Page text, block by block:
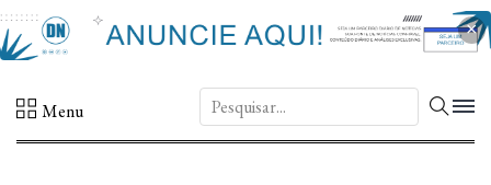
×
Menu DN.